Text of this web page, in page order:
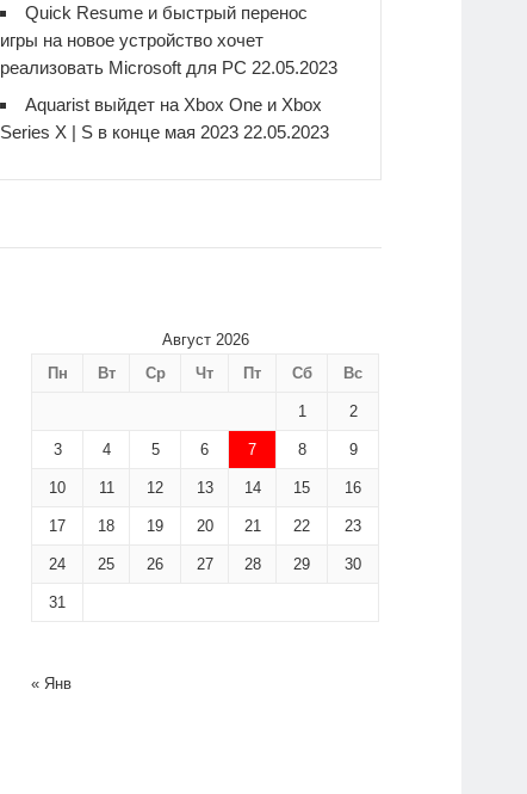
Quick Resume и быстрый перенос
игры на новое устройство хочет
реализовать Microsoft для PC 22.05.2023
Aquarist выйдет на Xbox One и Xbox
Series X | S в конце мая 2023 22.05.2023
Август 2026
Пн
Вт Ср Чт Пт Сб Вс
1 2
3 4 5 6 7 8 9
10 11 12 13 14 15 16
17 18 19 20 21 22 23
24 25 26 27 28 29 30
31
« Янв